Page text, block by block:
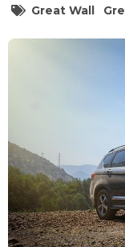
Great Wall